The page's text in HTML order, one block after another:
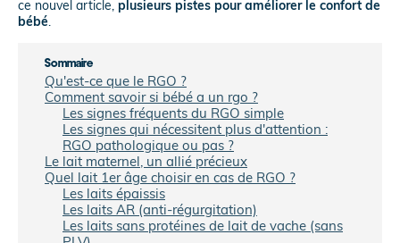
ce nouvel article, plusieurs pistes pour améliorer le confort de
bébé.
Sommaire
Qu'est-ce que le RGO ?
Comment savoir si bébé a un rgo ?
Les signes fréquents du RGO simple
Les signes qui nécessitent plus d'attention :
RGO pathologique ou pas ?
Le lait maternel, un allié précieux
Quel lait 1er âge choisir en cas de RGO ?
Les laits épaissis
Les laits AR (anti-régurgitation)
Les laits sans protéines de lait de vache (sans